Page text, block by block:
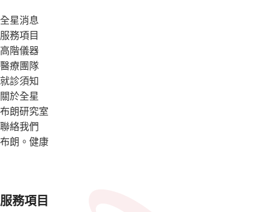
全星消息
服務項目
高階儀器
醫療團隊
就診須知
關於全星
布朗研究室
聯絡我們
布朗。健康
服務項目